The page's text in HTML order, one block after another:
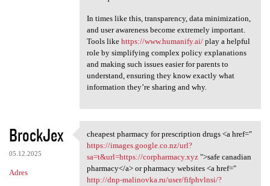
In times like this, transparency, data minimization,
and user awareness become extremely important.
Tools like https://www.humanify.ai/play a helpful
role by simplifying complex policy explanations
and making such issues easier for parents to
understand, ensuring they know exactly what
information they’re sharing and why.
BrockJex
05.12.2025
Adres
cheapest pharmacy for
cheapest pharmacy for prescription drugs <a href="
https://images.google.co.nz/url?
sa=t&url=https://corpharmacy.xyz">safe canadian
pharmacy</a> or pharmacy websites <a href="
http://dnp-malinovka.ru/user/fifphvlnsi/?